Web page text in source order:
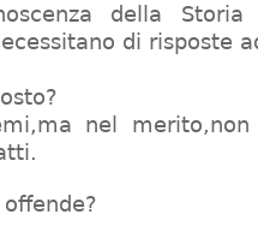
della
di risposte
nel